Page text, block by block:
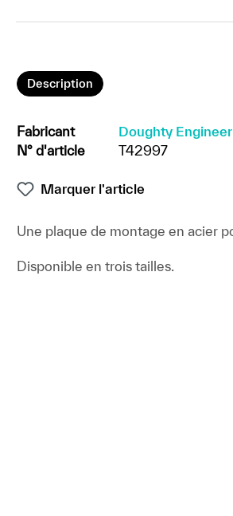
Description
Fabricant
Doughty
N° d'article
T42997
Marquer l'article
Une plaque de montage en acier
Disponible en trois tailles.